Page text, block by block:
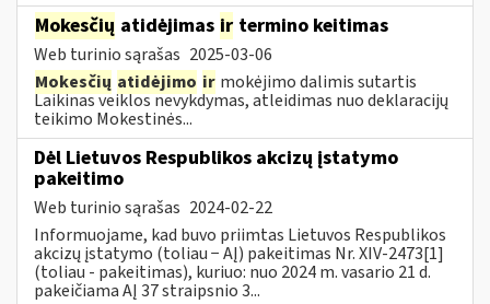
Mokesčių atidėjimas ir termino keitimas
Web turinio sąrašas 2025-03-06
Mokesčių atidėjimo ir mokėjimo dalimis sutartis
Laikinas veiklos nevykdymas, atleidimas nuo deklaracijų
teikimo Mokestinės...
Dėl Lietuvos Respublikos akcizų įstatymo
pakeitimo
Web turinio sąrašas 2024-02-22
Informuojame, kad buvo priimtas Lietuvos Respublikos
akcizų įstatymo (toliau − AĮ) pakeitimas Nr. XIV-2473[1]
(toliau - pakeitimas), kuriuo: nuo 2024 m. vasario 21 d.
pakeičiama AĮ 37 straipsnio 3...